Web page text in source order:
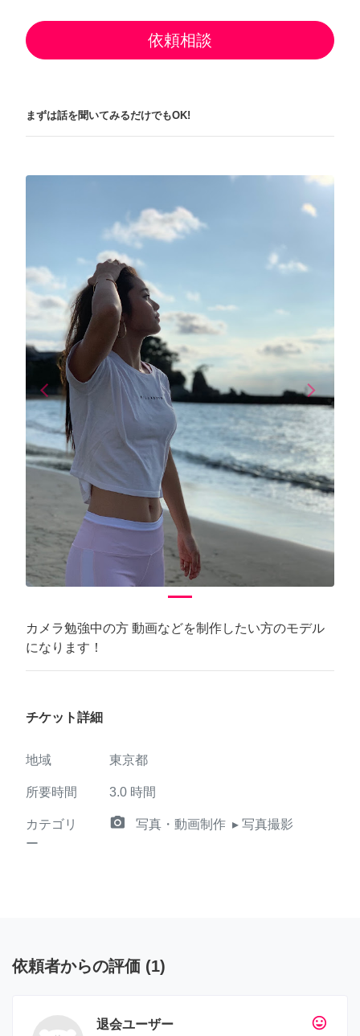
依頼相談
まずは話を聞いてみるだけでもOK!
arrow_back_iosPrevious arrow_forward_iosNext
カメラ勉強中の方 動画などを制作したい方のモデル
になります！
チケット詳細
地域 東京都
所要時間 3.0 時間
カテゴリ
ー
camera_alt 写真・動画制作 ▸ 写真撮影
依頼者からの評価 (1)
tag_faces
退会ユーザー